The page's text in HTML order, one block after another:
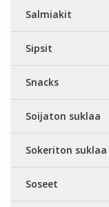
Salmiakit
Sipsit
Snacks
Soijaton suklaa
Sokeriton suklaa
Soseet